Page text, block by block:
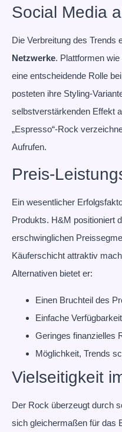
Social Media
Die Verbreitung des Trends
Netzwerke. Plattformen
eine entscheidende Rolle
posteten ihre Styling-
selbstverstärkenden Effekt
„Espresso“-Rock
Aufrufen.
Preis-
Ein wesentlicher
Produkts. H&M positioniert
erschwinglichen
Käuferschicht attraktiv
Alternativen bietet er:
Einen Bruchteil des
Einfache
Geringes finanzielles
Möglichkeit, Trends
Vielseitigkeit
Der Rock überzeugt durch
sich gleichermaßen für das